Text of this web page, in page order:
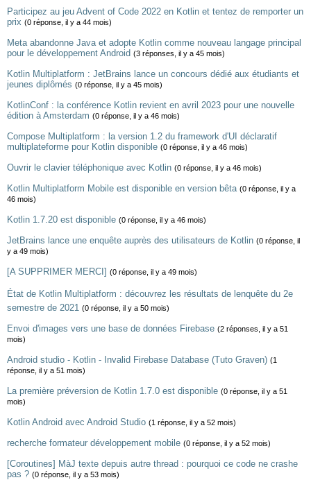
Participez au jeu Advent of Code 2022 en Kotlin et tentez de remporter un
prix (0 réponse, il y a 44 mois)
Meta abandonne Java et adopte Kotlin comme nouveau langage principal
pour le développement Android (3 réponses, il y a 45 mois)
Kotlin Multiplatform : JetBrains lance un concours dédié aux étudiants et
jeunes diplômés (0 réponse, il y a 45 mois)
KotlinConf : la conférence Kotlin revient en avril 2023 pour une nouvelle
édition à Amsterdam (0 réponse, il y a 46 mois)
Compose Multiplatform : la version 1.2 du framework d'UI déclaratif
multiplateforme pour Kotlin disponible (0 réponse, il y a 46 mois)
Ouvrir le clavier téléphonique avec Kotlin (0 réponse, il y a 46 mois)
Kotlin Multiplatform Mobile est disponible en version bêta (0 réponse, il y a
46 mois)
Kotlin 1.7.20 est disponible (0 réponse, il y a 46 mois)
JetBrains lance une enquête auprès des utilisateurs de Kotlin (0 réponse, il
y a 49 mois)
[A SUPPRIMER MERCI] (0 réponse, il y a 49 mois)
État de Kotlin Multiplatform : découvrez les résultats de lenquête du 2e
semestre de 2021 (0 réponse, il y a 50 mois)
Envoi d'images vers une base de données Firebase (2 réponses, il y a 51
mois)
Android studio - Kotlin - Invalid Firebase Database (Tuto Graven) (1
réponse, il y a 51 mois)
La première préversion de Kotlin 1.7.0 est disponible (0 réponse, il y a 51
mois)
Kotlin Android avec Android Studio (1 réponse, il y a 52 mois)
recherche formateur développement mobile (0 réponse, il y a 52 mois)
[Coroutines] MàJ texte depuis autre thread : pourquoi ce code ne crashe
pas ? (0 réponse, il y a 53 mois)